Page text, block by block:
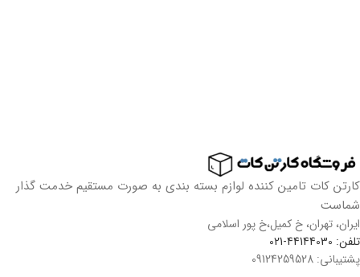
کارتن کات تامین کننده لوازم بسته بندی به صورت مستقیم خدمت گذار
شماست
ایران، تهران، خ کمیل،خ پور اسلامی
تلفن: 44144030-021
پشتیبانی: 09124259528